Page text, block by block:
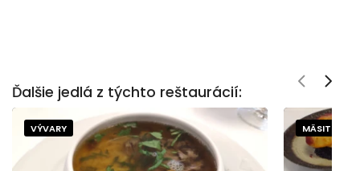
Ďalšie jedlá z týchto reštaurácií:
VÝVARY MÄSITÉ